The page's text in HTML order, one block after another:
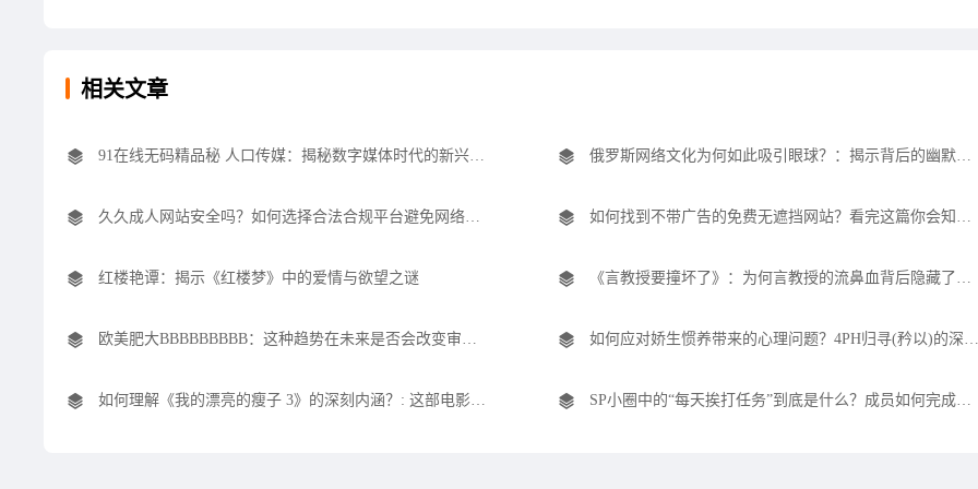
相关文章
91在线无码精品秘 人口传媒：揭秘数字媒体时代的新兴力量与市场趋势 俄罗斯网络文化为何如此吸引眼球？：揭示背后的幽默与社交现象
久久成人网站安全吗？如何选择合法合规平台避免网络风险？ 如何找到不带广告的免费无遮挡网站？看完这篇你会知道如何选择！
红楼艳谭：揭示《红楼梦》中的爱情与欲望之谜 《言教授要撞坏了》：为何言教授的流鼻血背后隐藏了如此多的深意？
欧美肥大BBBBBBBBB：这种趋势在未来是否会改变审美标准？ 如何应对娇生惯养带来的心理问题？4PH归寻(矜以)的深层次解析
如何理解《我的漂亮的瘦子 3》的深刻内涵？: 这部电影究竟传递了什么情感信息？ SP小圈中的“每天挨打任务”到底是什么？成员如何完成挑战提升影响力？